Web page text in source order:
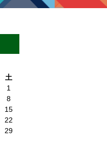
土
1
8
15
22
29